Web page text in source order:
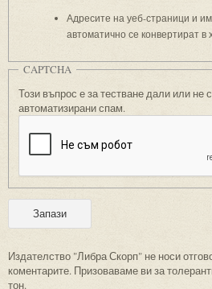
Адресите на уеб-страници и
автоматично се конвертират в
CAPTCHA
Този въпрос е за тестване дали или не
автоматизирани спам.
Издателство "Либра Скорп" не носи
коментарите. Призоваваме ви за
тон.